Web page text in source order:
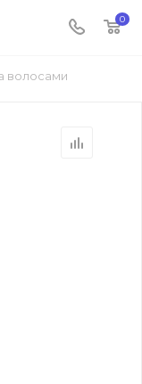
0
волосами